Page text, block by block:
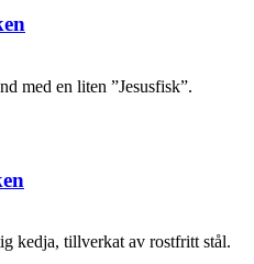
med en liten ”Jesusfisk”.
kedja, tillverkat av rostfritt stål.